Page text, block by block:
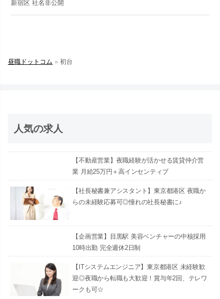
新宿区 社名非公開
昼職ドットコム » 初台
人気の求人
【不動産営業】夜職経験が活かせる賃貸仲介営
業 月給25万円＋高インセンティブ
【社長秘書兼アシスタント】東京都港区 夜職か
らの未経験応募可◎憧れの社長秘書に♪
【企画営業】目黒駅 美容ベンチャーの中核採用
10時出勤 完全週休2日制
【ITシステムエンジニア】東京都港区 未経験歓
迎◎夜職から転職も大歓迎！賞与年2回、テレワ
ークも可☆